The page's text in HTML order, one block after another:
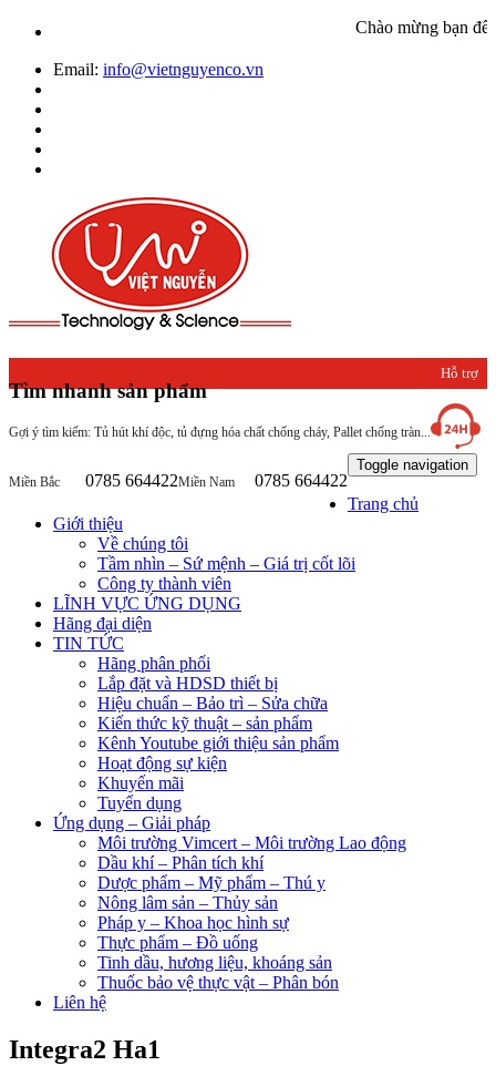
Chào mừng bạn đến với
Email: info@vietnguyenco.vn
Tìm nhanh sản phẩm
Gợi ý tìm kiếm: Tủ hút khí độc, tủ đựng hóa chất chống cháy, Pallet chống tràn...
Hỗ trợ
khách
hàng
Miền Bắc 0785 664422Miền Nam 0785 664422
Toggle navigation
Trang chủ
Giới thiệu
Về chúng tôi
Tầm nhìn – Sứ mệnh – Giá trị cốt lõi
Công ty thành viên
LĨNH VỰC ỨNG DỤNG
Hãng đại diện
TIN TỨC
Hãng phân phối
Lắp đặt và HDSD thiết bị
Hiệu chuẩn – Bảo trì – Sửa chữa
Kiến thức kỹ thuật – sản phẩm
Kênh Youtube giới thiệu sản phẩm
Hoạt động sự kiện
Khuyến mãi
Tuyển dụng
Ứng dụng – Giải pháp
Môi trường Vimcert – Môi trường Lao động
Dầu khí – Phân tích khí
Dược phẩm – Mỹ phẩm – Thú y
Nông lâm sản – Thủy sản
Pháp y – Khoa học hình sự
Thực phẩm – Đồ uống
Tinh dầu, hương liệu, khoáng sản
Thuốc bảo vệ thực vật – Phân bón
Liên hệ
Integra2 Ha1